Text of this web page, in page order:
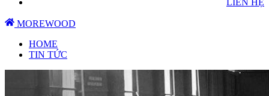
LIÊN HỆ
MOREWOOD
HOME
TIN TỨC